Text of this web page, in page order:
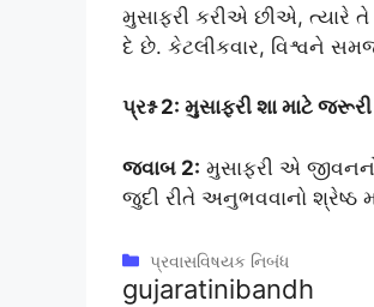
મુસાફરી કરીએ છીએ, ત્યારે
દે છે. કેટલીકવાર, વિશ્વને
પ્રશ્ન 2: મુસાફરી શા માટે
જવાબ 2: મુસાફરી એ
જુદી રીતે અનુભવવાનો શ્રેષ્ઠ
Categories
પ્રવાસવિષયક નિબંધ
gujaratinibandh